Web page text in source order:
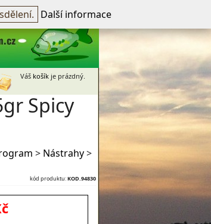
~Registrovat
Váš košík je prázdný.
Spicy
> Nástrahy>
kód produktu:KOD.94830
Další informace